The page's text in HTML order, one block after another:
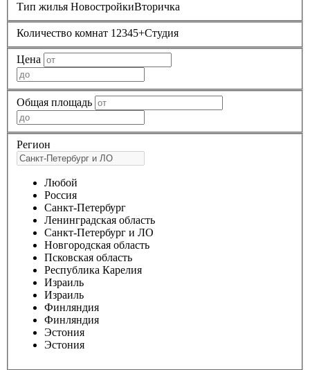
Тип жилья НовостройкиВторичка
Количество комнат 1 2345+Студия
Цена
Общая площадь
Регион
Любой
Россия
Санкт-Петербург
Ленинградская область
Санкт-Петербург и ЛО
Новгородская область
Псковская область
Республика Карелия
Израиль
Израиль
Финляндия
Финляндия
Эстония
Эстония